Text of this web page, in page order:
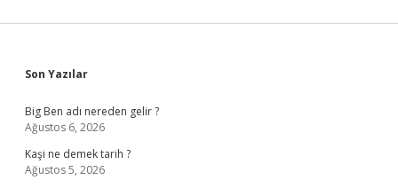
Sidebar
Son Yazılar
Big Ben adı nereden gelir ?
Ağustos 6, 2026
Kaşi ne demek tarih ?
Ağustos 5, 2026